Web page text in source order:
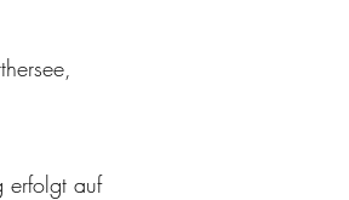
erfolgt auf